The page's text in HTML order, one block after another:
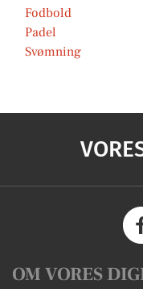
Fodbold
Padel
Svømning
OM VORES